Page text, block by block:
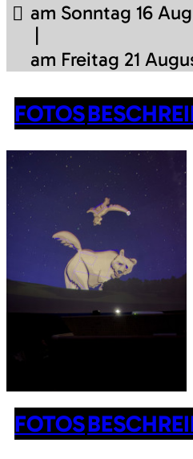
am Sonntag 16
am Freitag 21
FOTOS
FOTOS